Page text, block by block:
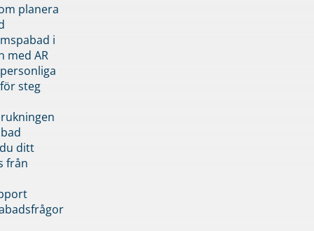
planera
i
med AR
steg
ditt
från